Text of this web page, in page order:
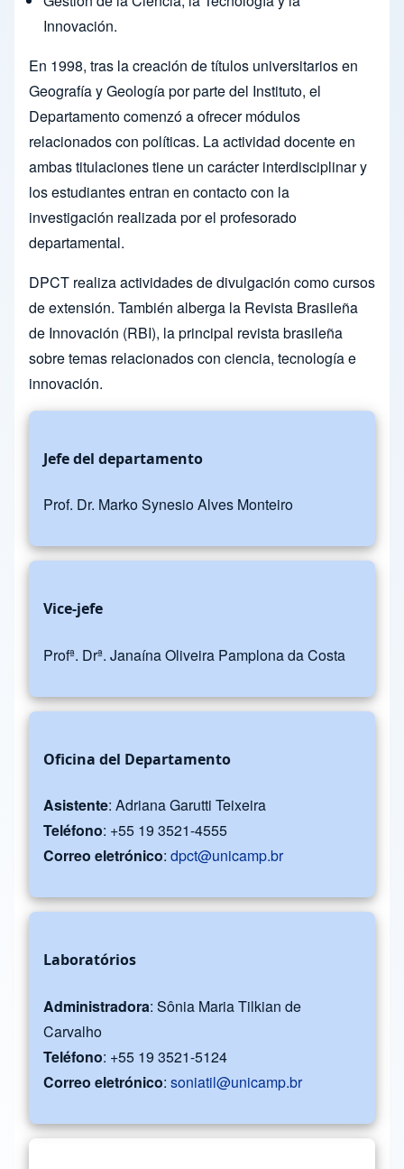
Innovación.
En 1998, tras la creación de títulos universitarios en
Geografía y Geología por parte del Instituto, el
Departamento comenzó a ofrecer módulos
relacionados con políticas. La actividad docente en
ambas titulaciones tiene un carácter interdisciplinar y
los estudiantes entran en contacto con la
investigación realizada por el profesorado
departamental.
DPCT realiza actividades de divulgación como cursos
de extensión. También alberga la Revista Brasileña
de Innovación (RBI), la principal revista brasileña
sobre temas relacionados con ciencia, tecnología e
innovación.
Jefe del departamento
Prof. Dr. Marko Synesio Alves Monteiro
Vice-jefe
Profª. Drª. Janaína Oliveira Pamplona da Costa
Oficina del Departamento
Asistente: Adriana Garutti Teixeira
Teléfono: +55 19 3521-4555
Correo eletrónico: dpct@unicamp.br
Laboratórios
Administradora: Sônia Maria Tilkian de
Carvalho
Teléfono: +55 19 3521-5124
Correo eletrónico: soniatil@unicamp.br